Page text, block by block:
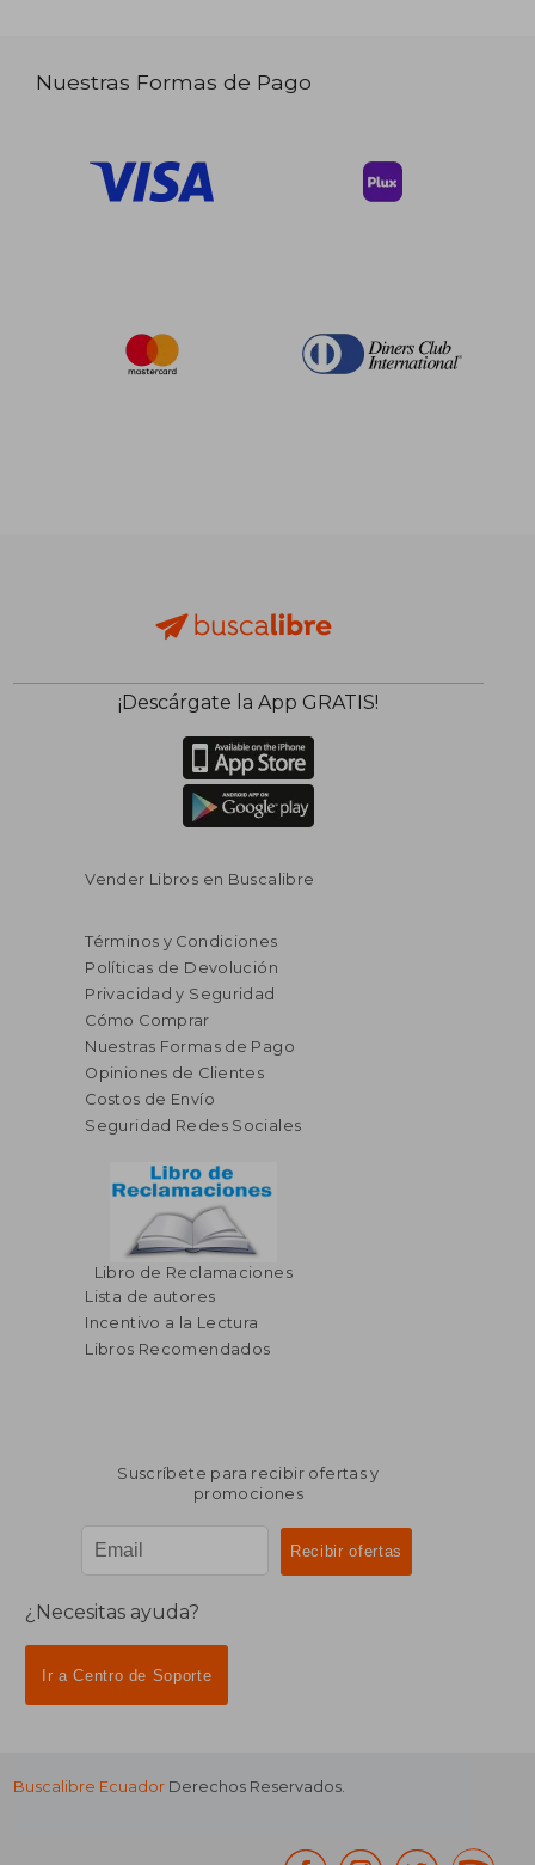
Nuestras Formas de Pago
¡Descárgate la App GRATIS!
Vender Libros en Buscalibre
Términos y Condiciones
Políticas de Devolución
Privacidad y Seguridad
Cómo Comprar
Nuestras Formas de Pago
Opiniones de Clientes
Costos de Envío
Seguridad Redes Sociales
Libro de Reclamaciones
Lista de autores
Incentivo a la Lectura
Libros Recomendados
Suscríbete para recibir ofertas y
promociones
¿Necesitas ayuda?
Ir a Centro de Soporte
Buscalibre Ecuador Derechos Reservados.